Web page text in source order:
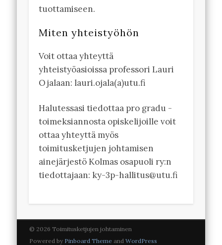
tuottamiseen.
Miten yhteistyöhön
Voit ottaa yhteyttä
yhteistyöasioissa professori Lauri
Ojalaan: lauri.ojala(a)utu.fi
Halutessasi tiedottaa pro gradu -
toimeksiannosta opiskelijoille voit
ottaa yhteyttä myös
toimitusketjujen johtamisen
ainejärjestö Kolmas osapuoli ry:n
tiedottajaan: ky-3p-hallitus@utu.fi
© 2026 Toimitusketjujen johtaminen
Powered by Pinboard Themeand WordPress